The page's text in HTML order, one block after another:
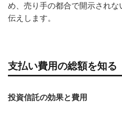
め、売り手の都合で開示され
伝えします。
支払い費用の総額を知る
投資信託の効果と費用